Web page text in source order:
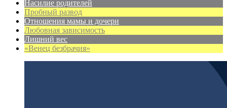
Насилие родителей
Пробный развод
Отношения мамы и дочери
Любовная зависимость
Лишний вес
«Венец безбрачия»